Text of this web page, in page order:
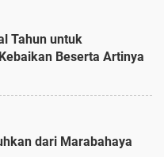
Tahun untuk
Beserta Artinya
dari Marabahaya